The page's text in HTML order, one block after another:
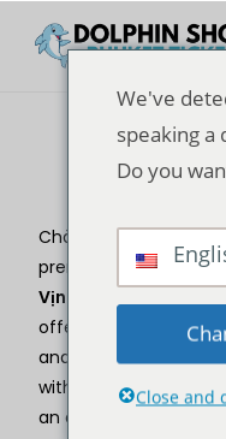
Chi
Chào mừng đến với
premier destination
Vịnh Cá Heo Phuket
offer a seamless
and world-class
with adventure and
an exceptional
We've
speaking a
Do you
Close and